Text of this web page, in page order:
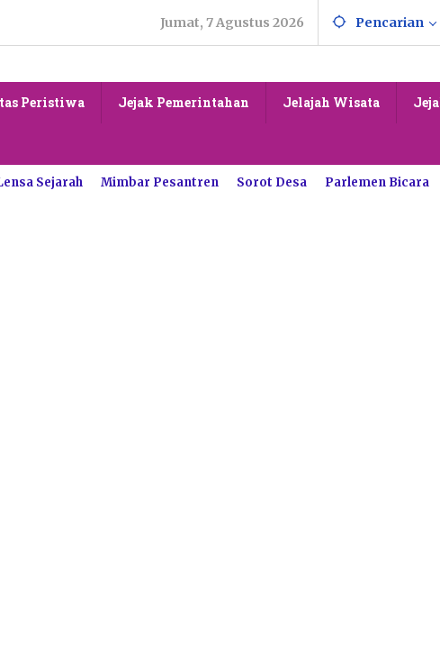
Jumat, 7 Agustus 2026 Pencarian
Peristiwa Jejak Pemerintahan Jelajah Wisata
Sejarah Mimbar Pesantren Sorot Desa Parlemen Bicara